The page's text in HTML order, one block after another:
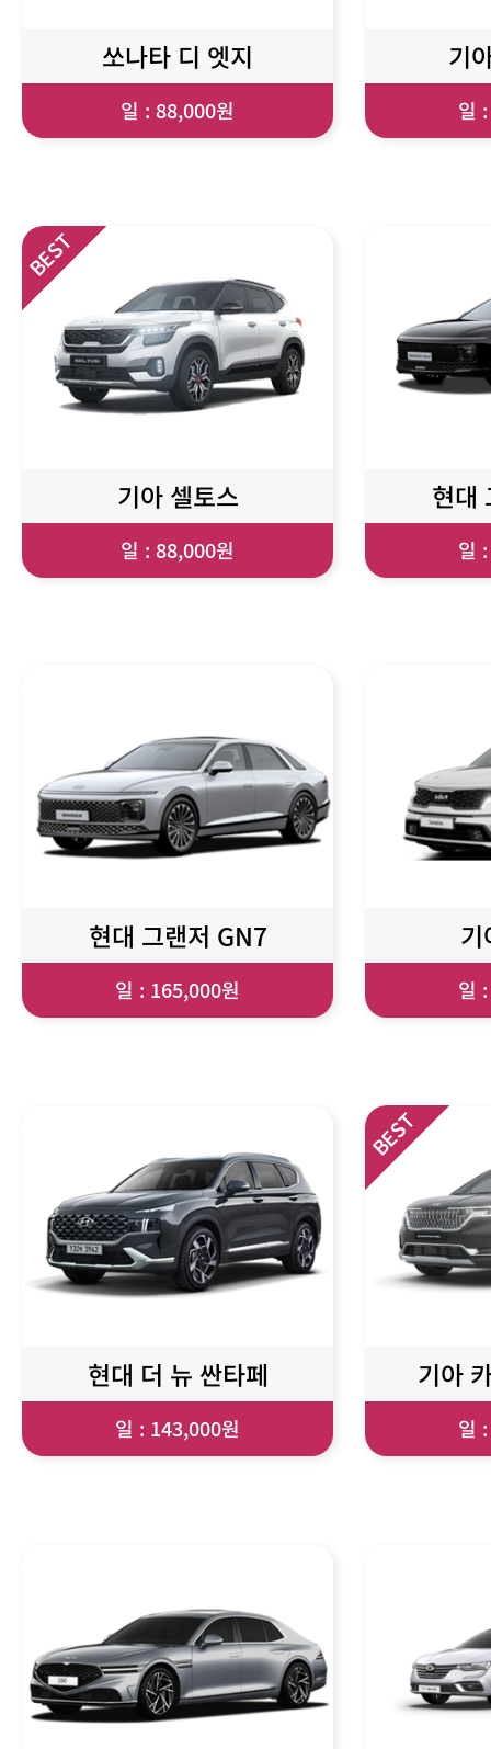
쏘나타 디 엣지
일 : 88,000원
기
일
기아 셀토스
일 : 88,000원
현대
일
현대 그랜저 GN7
일 : 165,000원 일
현대 더 뉴 싼타페
일 : 143,000원
기아
일